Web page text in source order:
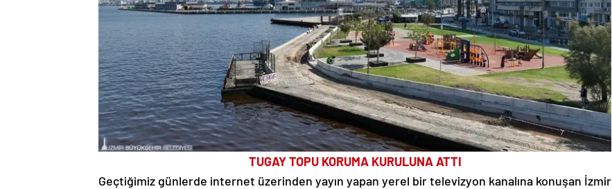
TUGAY TOPU KORUMA KURULUNA ATTI
Geçtiğimiz günlerde internet üzerinden yayın yapan yerel bir televizyon kanalına konuşan İzmir